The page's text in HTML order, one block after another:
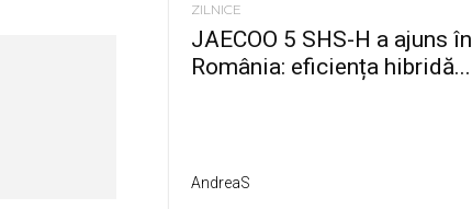
ZILNICE
JAECOO 5 SHS-H a ajuns în
România: eficiența hibridă...
AndreaS